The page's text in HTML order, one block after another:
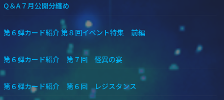
Q＆A７月公開分纏め
第６弾カード紹介 第８回イベント特集 前編
第６弾カード紹介 第７回 怪異の宴
第６弾カード紹介 第６回 レジスタンス